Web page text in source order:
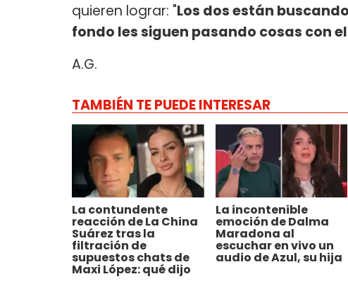
quieren lograr: "Los dos están
fondo les siguen pasando cosas con
A.G.
TAMBIÉN TE PUEDE INTERESAR
La contundente
reacción de La China
Suárez tras la
filtración de
supuestos chats de
Maxi López: qué dijo
La incontenible
emoción de Dalma
Maradona al
escuchar en vivo un
audio de Azul, su hija